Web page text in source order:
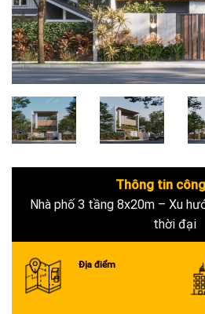
Thông tin
Nhà phố 3 tầng 8x20m – Xu
thời đại
Địa điểm